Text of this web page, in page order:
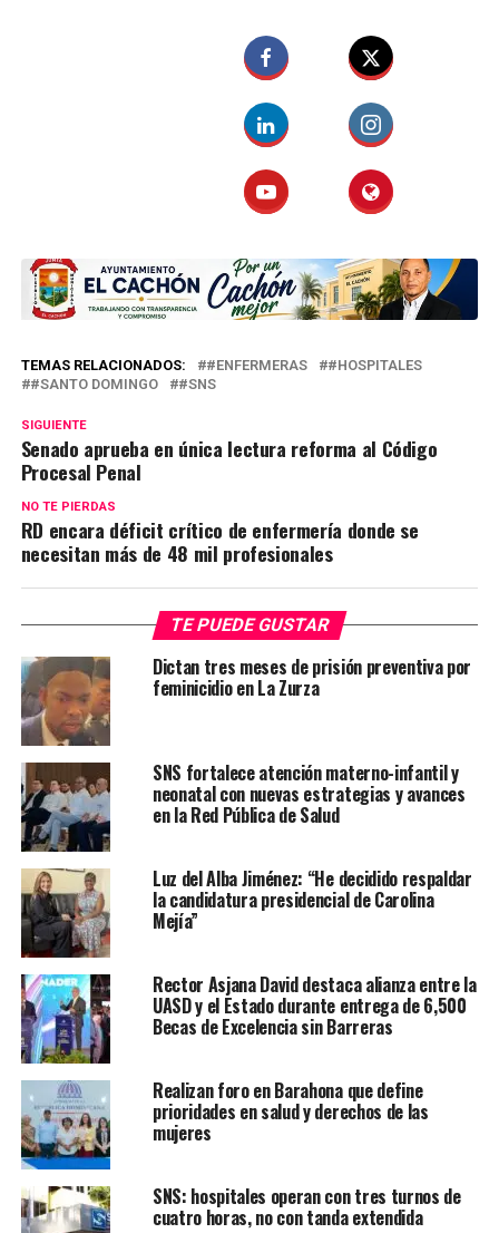
TEMAS RELACIONADOS: #ENFERMERAS
#HOSPITALES
#SANTO DOMINGO
#SNS
SIGUIENTE
Senado aprueba en única lectura reforma al Código
Procesal Penal
NO TE PIERDAS
RD encara déficit crítico de enfermería donde se
necesitan más de 48 mil profesionales
TE PUEDE GUSTAR
Dictan tres meses de prisión preventiva por
feminicidio en La Zurza
SNS fortalece atención materno-infantil y
neonatal con nuevas estrategias y avances
en la Red Pública de Salud
Luz del Alba Jiménez: “He decidido respaldar
la candidatura presidencial de Carolina
Mejía”
Rector Asjana David destaca alianza entre la
UASD y el Estado durante entrega de 6,500
Becas de Excelencia sin Barreras
Realizan foro en Barahona que define
prioridades en salud y derechos de las
mujeres
SNS: hospitales operan con tres turnos de
cuatro horas, no con tanda extendida